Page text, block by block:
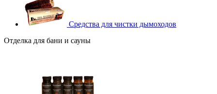
Средства для чистки дымоходов
Отделка для бани и сауны